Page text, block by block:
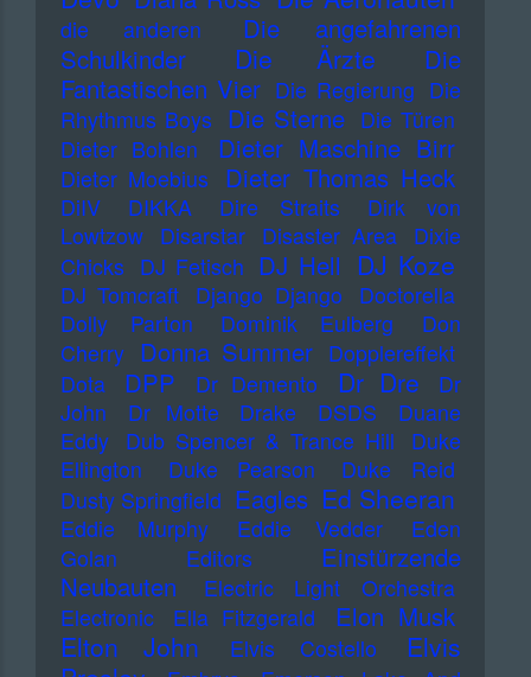
die anderen
Die angefahrenen
Schulkinder
Die Ärzte
Die
Fantastischen Vier Die Regierung Die
Rhythmus Boys Die Sterne Die Türen
Dieter Bohlen
Dieter Maschine Birr
Dieter Moebius Dieter Thomas Heck
DiIV DIKKA Dire Straits
Dirk von
Lowtzow
Disarstar Disaster Area
Dixie
Chicks DJ Fetisch DJ Hell DJ Koze
DJ Tomcraft Django Django
Doctorella
Dolly Parton
Dominik Eulberg
Don
Cherry Donna Summer Dopplereffekt
Dota
DPP Dr Demento Dr Dre
Dr
John
Dr Motte Drake DSDS
Duane
Eddy
Dub Spencer & Trance Hill
Duke
Ellington
Duke Pearson
Duke Reid
Dusty Springfield Eagles Ed Sheeran
Eddie Murphy Eddie Vedder
Eden
Golan
Editors
Einstürzende
Neubauten
Electric Light Orchestra
Electronic
Ella Fitzgerald Elon Musk
Elton John Elvis Costello
Elvis